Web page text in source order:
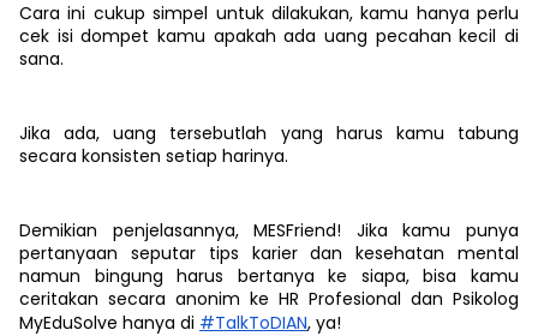
Cara ini cukup simpel untuk dilakukan, kamu hanya perlu
cek isi dompet kamu apakah ada uang pecahan kecil di
sana.
Jika ada, uang tersebutlah yang harus kamu tabung
secara konsisten setiap harinya.
Demikian penjelasannya, MESFriend! Jika kamu punya
pertanyaan seputar tips karier dan kesehatan mental
namun bingung harus bertanya ke siapa, bisa kamu
ceritakan secara anonim ke HR Profesional dan Psikolog
MyEduSolve hanya di #TalkToDIAN, ya!